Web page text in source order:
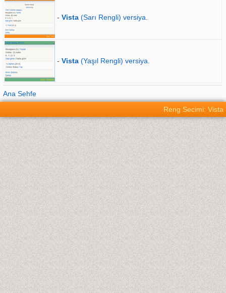
- Vista (Sarı Rengli) versiya.
- Vista (Yaşıl Rengli) versiya.
Ana Sehfe
Reng Secimi: Vista